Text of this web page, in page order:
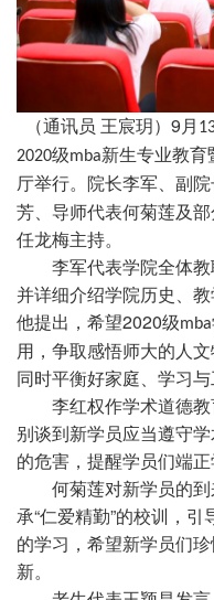
（通讯员 王宸玥） 9 月
2020级mba新生专业教育
厅举行。院长李军、副院
芳 、导师代表何菊莲及
任龙梅主持。
李军代表学院全体
并详细介绍学院历史、 教
他提出，希望2020级mba
用 ，争取感悟师大的人
同时平衡好家庭、学习与
李红权作学术道德教
别谈到新学员应当遵守
的危害，提醒学员们端
何菊莲对新学员的
承“仁爱精勤”的校训，引
的学习，希望新学员们
新。